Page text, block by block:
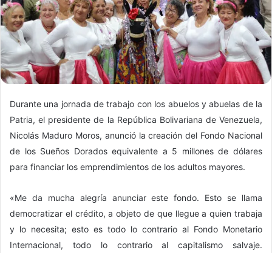
Durante una jornada de trabajo con los abuelos y abuelas de la
Patria, el presidente de la República Bolivariana de Venezuela,
Nicolás Maduro Moros, anunció la creación del Fondo Nacional
de los Sueños Dorados equivalente a 5 millones de dólares
para financiar los emprendimientos de los adultos mayores.
«Me da mucha alegría anunciar este fondo. Esto se llama
democratizar el crédito, a objeto de que llegue a quien trabaja
y lo necesita; esto es todo lo contrario al Fondo Monetario
Internacional, todo lo contrario al capitalismo salvaje.